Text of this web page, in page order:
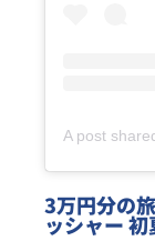
3万円分の
ッシャー